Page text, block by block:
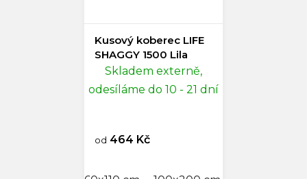
Kusový koberec LIFE
SHAGGY 1500 Lila
Skladem externě,
odesíláme do 10 - 21 dní
od 464 Kč